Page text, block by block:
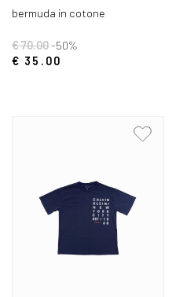
bermuda in cotone
€ 70.00-50%
€ 35.00